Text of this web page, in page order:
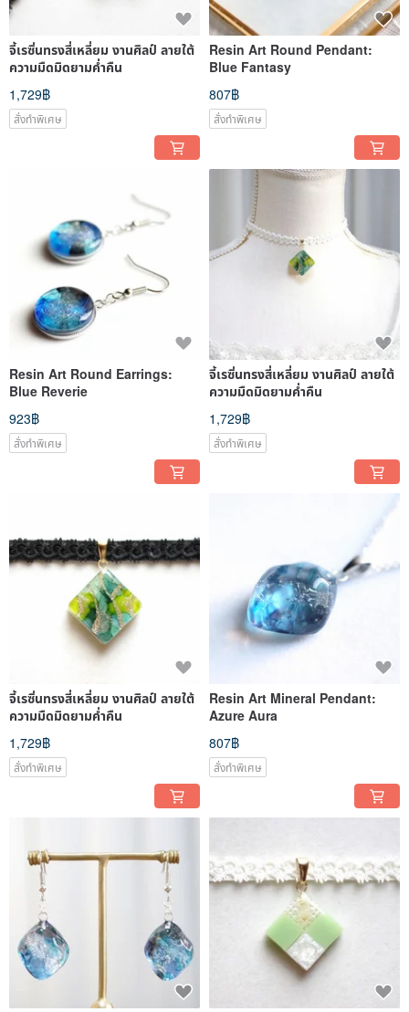
จี้เรซิ่นทรงสี่เหลี่ยม งานศิลป์ ลายใต้
ความมืดมิดยามค่ำคืน
1,729฿
สั่งทำพิเศษ
Resin Art Round Pendant:
Blue Fantasy
807฿
สั่งทำพิเศษ
Resin Art Round Earrings:
Blue Reverie
923฿
สั่งทำพิเศษ
จี้เรซิ่นทรงสี่เหลี่ยม งานศิลป์ ลายใต้
ความมืดมิดยามค่ำคืน
1,729฿
สั่งทำพิเศษ
จี้เรซิ่นทรงสี่เหลี่ยม งานศิลป์ ลายใต้
ความมืดมิดยามค่ำคืน
1,729฿
สั่งทำพิเศษ
Resin Art Mineral Pendant:
Azure Aura
807฿
สั่งทำพิเศษ